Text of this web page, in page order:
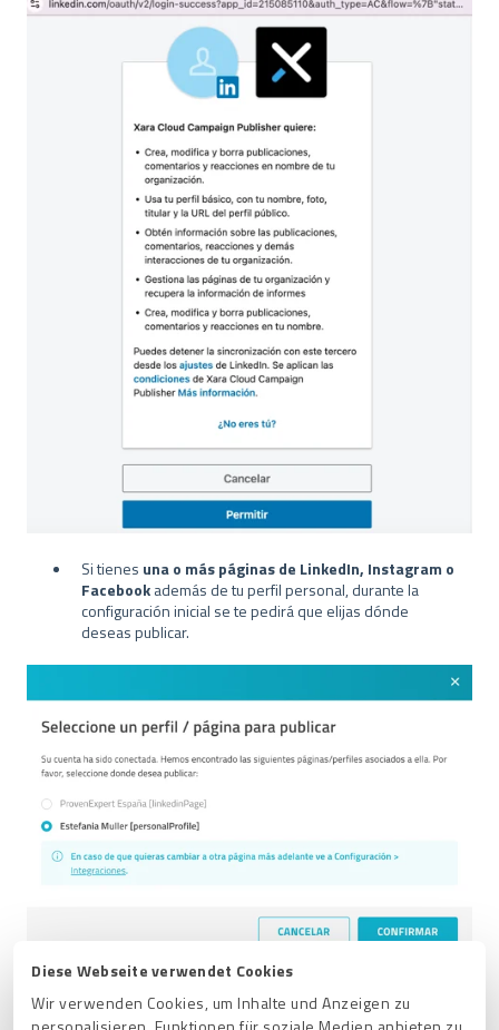
Diese Webseite verwendet Cookies
Wir verwenden Cookies, um Inhalte und Anzeigen zu
Si tienes una o más páginas de LinkedIn, Instagram o
Facebookademás de tu perfil personal, durante la
configuración inicial se te pedirá que elijas dónde
deseas publicar.
momentoaquí:Administración > Página de cuentas